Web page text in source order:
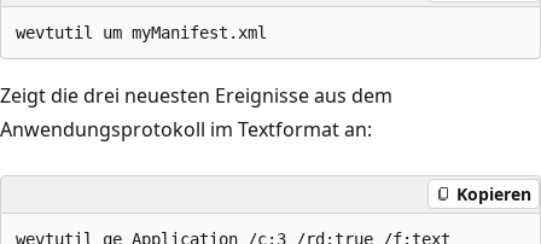
Zeigt die drei neuesten Ereignisse aus dem
Anwendungsprotokoll im Textformat an:
Kopieren